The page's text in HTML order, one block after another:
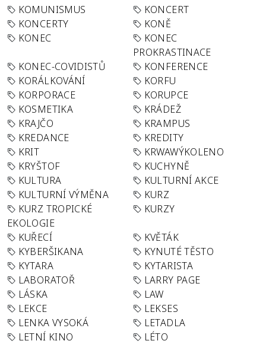
KOMUNISMUS
KONCERT
KONCERTY
KONĚ
KONEC
KONEC
PROKRASTINACE
KONEC-COVIDISTŮ
KONFERENCE
KORÁLKOVÁNÍ
KORFU
KORPORACE
KORUPCE
KOSMETIKA
KRÁDEŽ
KRAJČO
KRAMPUS
KREDANCE
KREDITY
KRIT
KRWAWÝKOLENO
KRYŠTOF
KUCHYNĚ
KULTURA
KULTURNÍ AKCE
KULTURNÍ VÝMĚNA
KURZ
KURZ TROPICKÉ
EKOLOGIE
KURZY
KUŘECÍ
KVĚTÁK
KYBERŠIKANA
KYNUTÉ TĚSTO
KYTARA
KYTARISTA
LABORATOŘ
LARRY PAGE
LÁSKA
LAW
LEKCE
LEKSES
LENKA VYSOKÁ
LETADLA
LETNÍ KINO
LÉTO